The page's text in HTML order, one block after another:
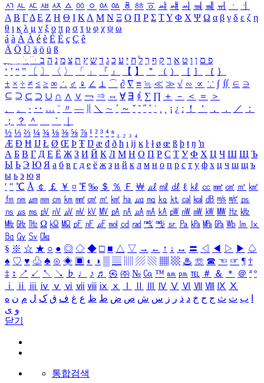
ㅺ ㅻ ㅼ ㅽ ㅾ ㅿ ㆀ ㆁ ㆂ ㆃ ㆄ ㆅ ㆆ ㆇ ㆈ ㆉ ㆊ ㆋ ㆌ ㆍ
ㆎ
Α Β ΓΔ Ε Ζ Η Θ Ι ΚΛ Μ Ν Ξ Ο Π Ρ Σ ΤΥ Φ Χ Ψ Ω α β γ δ ε ζ η
θ ι κ λ μ ν ξ ο π ρ σ τ υ φ χ ψ ω
á à Á À é è É È ç Ç ê
Ä Ö Ü ä ö ü ß
ִֶֹ ֻּ ׁׂ פ ם ן ו ט א ר ק ף ך ל ח י ע כ ג ד ש ץ ת צ מ נ ה ב
‘ ’ “ ” 〔 〕 〈 〉 「 」 『 』 【 】 ＂ （ ） ［ ］ ｛ ｝
± × ÷ ≠ ≤ ≥ ∞ ∴ ♂ ♀ ∠ ⊥ ⌒ ∂ ∇ ≡ ≒ ≪ ≫ √ ∽ ∝ ∵ ∫ ∬ ∈ ∋
⊆ ⊇ ⊂ ⊃ ∪ ∩ ∧ ∨ ￢ ⇒ ⇔ ∀ ∃ ∮ ∑ ∏ ＋ － ＜ ＝
＞
、
。 · ‥ … ¨ 〃 ― ＼ ∼ ´ ～ ˇ ˘ ˝ ˚ ˙ ¸ ¡ ¿ ː ！ ＇ ， ． ／
：
；
？ ＾ ｀
½ ⅓ ⅔ ¼ ¾ ⅛ ⅜ ⅝ ⅞ ¹ ² ³ ⁴ ⁿ ₁ ₂ ₃ ₄
Æ Ð Ħ Ĳ Ł Ø Œ Þ Ŧ Ŋ æ đ ð ħ ı ĳ ĸ ŀ ł ø œ ß þ ŧ ŋ ŉ
А Б В Г Д Е Ё Ж З И Й К Л М Н О П Р С Т У Ф Х Ц Ч Ш Щ Ъ
Ы Ь Э Ю Я а б в г д е ё ж з и й к л м н о п р с т у ф х ц ч ш щ ъ
ы ь э ю я
′ ″ ℃ Å ￠ ￡ ￥ ¤ ℉ ‰ ＄ ％ Ｆ ￦ ㎕ ㎖ ㎗ ℓ ㎘ ㏄ ㎣ ㎤ ㎥ ㎦
㎙ ㎚ ㎛ ㎜ ㎝ ㎞ ㎟ ㎠ ㎡ ㎢ ㏊ ㎍ ㎎ ㎏ ㏏ ㎈ ㎉ ㏈ ㎧ ㎨ ㎰
㎱ ㎲ ㎳ ㎴ ㎵ ㎶ ㎷ ㎸ ㎹ ㎀ ㎁ ㎂ ㎃ ㎄ ㎺ ㎻ ㎽ ㎾ ㎿ ㎐ ㎑
㎒ ㎓ ㎔ Ω ㏀ ㏁ ㎊ ㎋ ㎌ ㏖ ㏅ ㎭ ㎮ ㎯ ㏛ ㎩ ㎪ ㎫ ㎬ ㏝ ㏐
㏓
㏃ ㏉ ㏜ ㏆
§ ※ ☆ ★ ○ ● ◎ ◇ ◆ □ ■ △ ▽ → ← ↑ ↓ ↔ 〓 ◁ ◀ ▷ ▶ ♤
♠ ♡ ♥ ♧ ♣ ⊙ ◈ ▣ ◐ ◑ ▒ ▤ ▨ ▧ ▦ ▩ ♨ ☏ ☎ ☜ ☞ ¶ †
‡ ↕ ↗ ↙ ↖ ↘ ♭ ♩ ♪ ♬ ㉿ ㈜ № ㏇ ™ ㏂ ㏘ ℡ ＃ ＆ ＊ ＠ ª º
ⅰ
ⅱ ⅲ ⅳ ⅴ ⅵ ⅶ ⅷ ⅸ ⅹ Ⅳ Ⅴ Ⅵ Ⅶ Ⅷ Ⅸ Ⅹ
ب ت ث ج ح خ د ذ ر ز س ش ص ض ط ظ ع غ ف ق ک ل م ن ه
و ی
닫기
통합검색